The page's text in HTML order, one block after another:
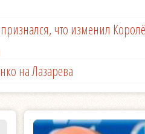
что изменил
на Лазарева